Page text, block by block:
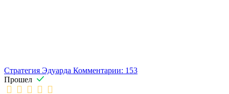
Стратегия Эдуарда Комментарии: 153
Прошел